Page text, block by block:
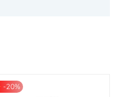
-20%